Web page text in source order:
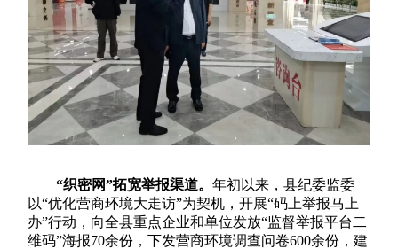
“织密网”拓宽举报渠道。年初以来，县纪委监委
以“优化营商环境大走访”为契机，开展“码上举报马上
办”行动，向全县重点企业和单位发放“监督举报平台二
维码”海报70余份，下发营商环境调查问卷600余份，建